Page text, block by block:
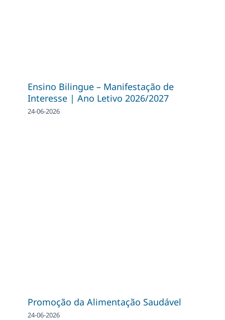
Ensino Bilingue – Manifestação de
Interesse | Ano Letivo 2026/2027
24-06-2026
Promoção da Alimentação Saudável
24-06-2026